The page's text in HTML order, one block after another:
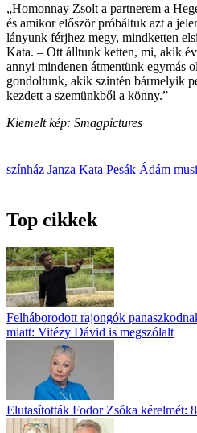
„Homonnay Zsolt a partnerem a
és amikor először próbáltuk azt a
lányunk férjhez megy, mindketten
Kata. – Ott álltunk ketten, mi, akik
annyi mindenen átmentünk egymás
gondoltunk, akik szintén bármelyik
kezdett a szemünkből a könny.”
Kiemelt kép: Smagpictures
színház Janza Kata Pesák Ádám
Top cikkek
Felháborodott rajongók
miatt: Vitézy Dávid is megszólalt
Elutasították Fodor Zsóka kérelmét: